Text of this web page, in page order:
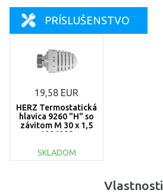
900
700
21=12 (64 mm)
33 (155 mm)
PRÍSLUŠENSTVO
19,58 EUR
HERZ Termostatická
hlavica 9260 "H" so
závitom M 30 x 1,5
1926098
SKLADOM
Vlastnosti